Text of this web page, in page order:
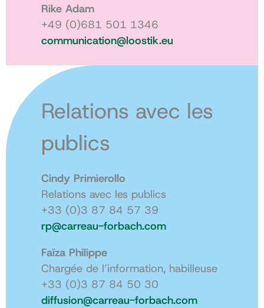
Rike Adam
+49 (0)681 501 1346
communication@loostik.eu
Relations avec les
publics
Cindy Primierollo
Relations avec les publics
+33 (0)3 87 84 57 39
rp@carreau-forbach.com
Faïza Philippe
Chargée de l’information, habilleuse
+33 (0)3 87 84 50 30
diffusion@carreau-forbach.com